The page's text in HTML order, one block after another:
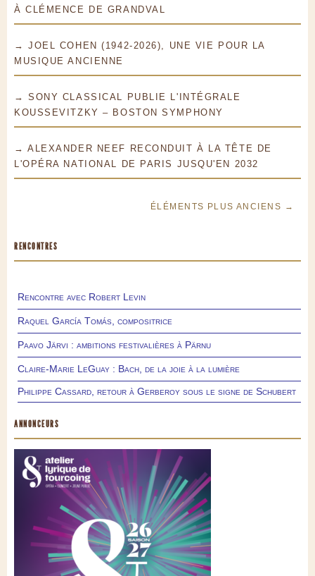
À CLÉMENCE DE GRANDVAL
→ JOEL COHEN (1942-2026), UNE VIE POUR LA
MUSIQUE ANCIENNE
→ SONY CLASSICAL PUBLIE L'INTÉGRALE
KOUSSEVITZKY – BOSTON SYMPHONY
→ ALEXANDER NEEF RECONDUIT À LA TÊTE DE
L'OPÉRA NATIONAL DE PARIS JUSQU'EN 2032
ÉLÉMENTS PLUS ANCIENS →
RENCONTRES
Rencontre avec Robert Levin
Raquel García Tomás, compositrice
Paavo Järvi : ambitions festivalières à Pärnu
Claire-Marie LeGuay : Bach, de la joie à la lumière
Philippe Cassard, retour à Gerberoy sous le signe de Schubert
ANNONCEURS